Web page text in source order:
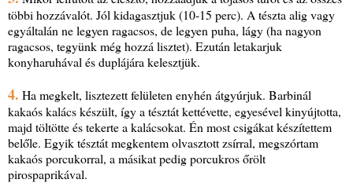
többi hozzávalót. Jól kidagasztjuk (10-15 perc). A tészta alig vagy
egyáltalán ne legyen ragacsos, de legyen puha, lágy (ha nagyon
ragacsos, tegyünk még hozzá lisztet). Ezután letakarjuk
konyharuhával és duplájára kelesztjük.
4. Ha megkelt, lisztezett felületen enyhén átgyúrjuk. Barbinál
kakaós kalács készült, így a tésztát kettévette, egyesével kinyújtotta,
majd töltötte és tekerte a kalácsokat. Én most csigákat készítettem
belőle. Egyik tésztát megkentem olvasztott zsírral, megszórtam
kakaós porcukorral, a másikat pedig porcukros őrölt
pirospaprikával.